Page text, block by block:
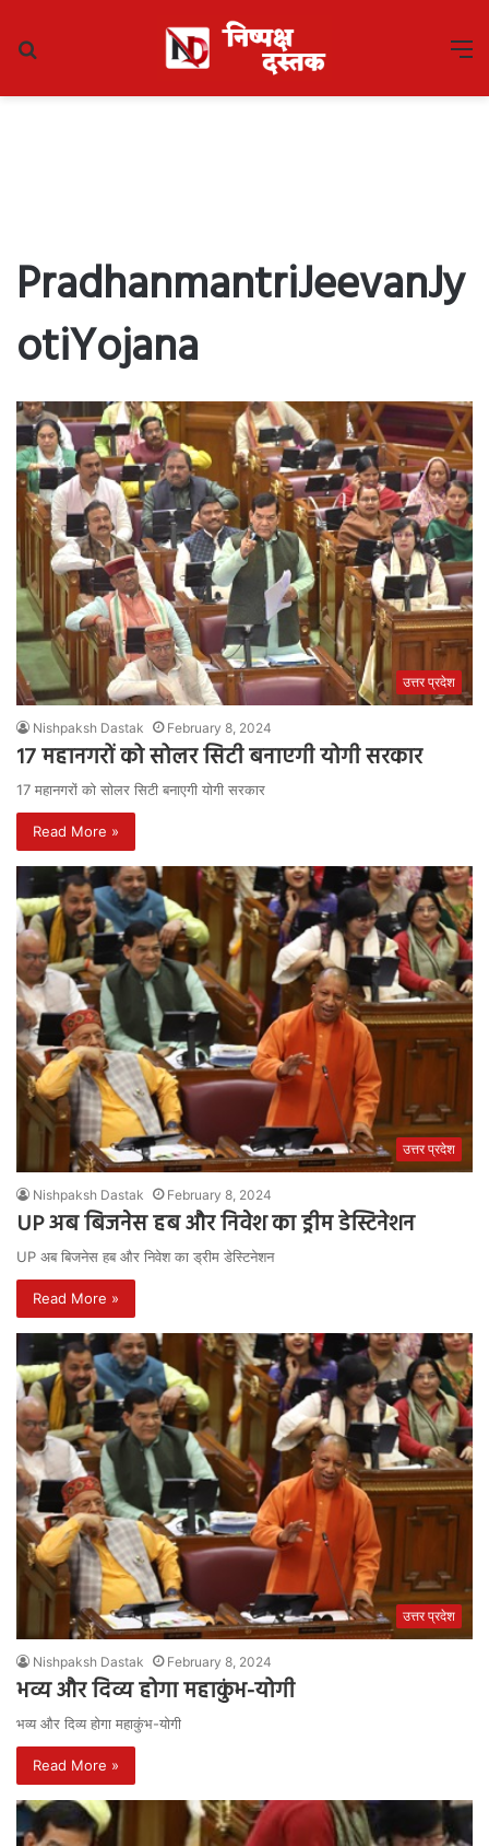
PradhanmantriJeevanJy
otiYojana
उत्तर प्रदेश
Nishpaksh Dastak February 8, 2024
17 महानगरों को सोलर सिटी बनाएगी योगी सरकार
17 महानगरों को सोलर सिटी बनाएगी योगी सरकार
Read More »
उत्तर प्रदेश
Nishpaksh Dastak February 8, 2024
UP अब बिजनेस हब और निवेश का ड्रीम डेस्टिनेशन
UP अब बिजनेस हब और निवेश का ड्रीम डेस्टिनेशन
Read More »
उत्तर प्रदेश
Nishpaksh Dastak February 8, 2024
भव्य और दिव्य होगा महाकुंभ-योगी
भव्य और दिव्य होगा महाकुंभ-योगी
Read More »